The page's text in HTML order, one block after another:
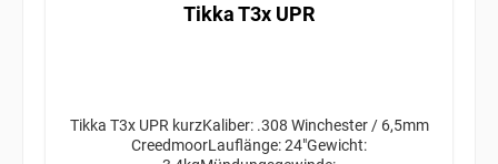
Tikka T3x UPR
Tikka T3x UPR kurzKaliber: .308 Winchester / 6,5mm
CreedmoorLauflänge: 24"Gewicht: